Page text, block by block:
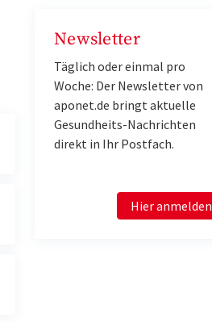
Newsletter
Täglich oder einmal pro
Woche: Der Newsletter von
aponet.de bringt aktuelle
Gesundheits-Nachrichten
direkt in Ihr Postfach.
Hier anmelden